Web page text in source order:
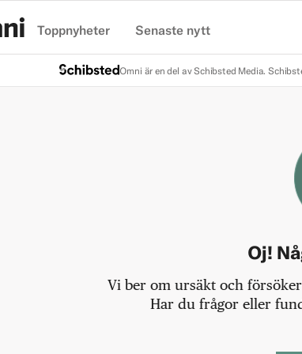
Toppnyheter Senaste nytt
Omni är en del av Schibsted Media.
Oj!
Vi ber om ursäkt och
Har du frågor eller